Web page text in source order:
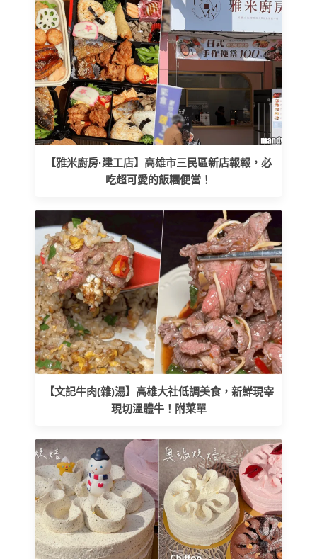
【雅米廚房·建工店】高雄市三民區新店報報，必
吃超可愛的飯糰便當！
【文記牛肉(雜)湯】高雄大社低調美食，新鮮現宰
現切溫體牛！附菜單